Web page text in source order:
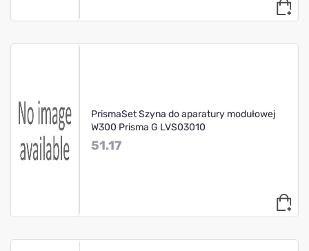
PrismaSet Szyna do aparatury modułowej
W300 Prisma G LVS03010
51.17